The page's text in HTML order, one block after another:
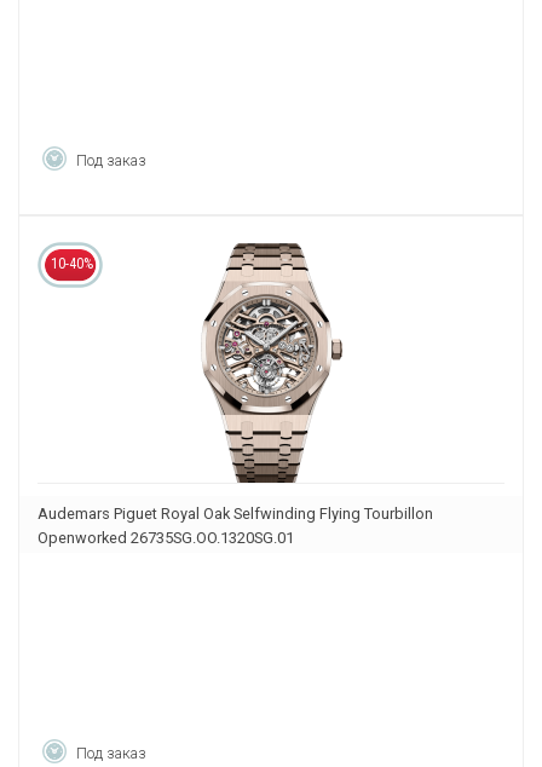
Под заказ
10-40%
Audemars Piguet Royal Oak Selfwinding Flying Tourbillon
Openworked 26735SG.OO.1320SG.01
Под заказ